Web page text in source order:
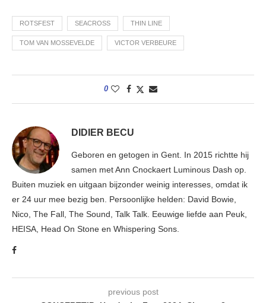
ROTSFEST SEACROSS THIN LINE
TOM VAN MOSSEVELDE VICTOR VERBEURE
0
DIDIER BECU
Geboren en getogen in Gent. In 2015 richtte hij
samen met Ann Cnockaert Luminous Dash op.
Buiten muziek en uitgaan bijzonder weinig interesses, omdat ik
er 24 uur mee bezig ben. Persoonlijke helden: David Bowie,
Nico, The Fall, The Sound, Talk Talk. Eeuwige liefde aan Peuk,
HEISA, Head On Stone en Whispering Sons.
previous post